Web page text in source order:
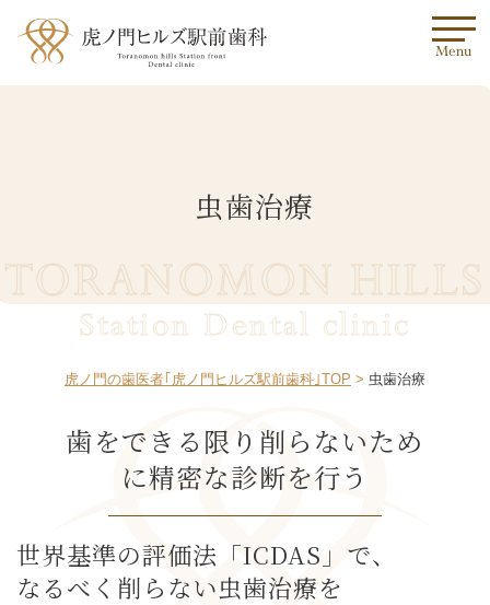
Menu
虫歯治療
TORANOMON HILLS
Station Dental clinic
虎ノ門の歯医者｢虎ノ門ヒルズ駅前歯科｣TOP 虫歯治療
歯をできる限り削らないため
に精密な診断を行う
世界基準の評価法「ICDAS」で、
なるべく削らない虫歯治療を